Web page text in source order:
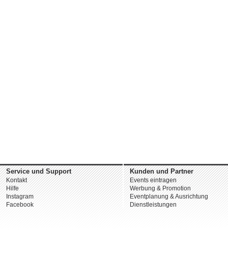
Service und Support
Kontakt
Hilfe
Instagram
Facebook
Kunden und Partner
Events eintragen
Werbung & Promotion
Eventplanung & Ausrichtung
Dienstleistungen